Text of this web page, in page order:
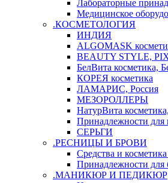
Лабораторные
Медицинское
.КОСМЕТОЛОГИЯ
ИНДИЯ
ALGOMASK
BEAUTY STYLE,
БелВита косметика,
КОРЕЯ косметика
ЛАМАРИС, Россия
МЕЗОРОЛЛЕРЫ
НатурВита
Принадлежности для
СЕРЬГИ
.РЕСНИЦЫ И БРОВИ
Средства и
Принадлежности для
.МАНИКЮР И ПЕДИКЮР